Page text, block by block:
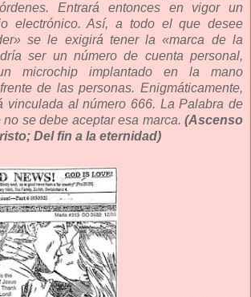
Entrará entonces en vigor un
electrónico. Así, a todo el que desee
se le exigirá tener la «marca de la
ser un número de cuenta personal,
microchip implantado en la mano
de las personas. Enigmáticamente,
vinculada al número 666. La Palabra de
se debe aceptar esa marca. (Ascenso
Del fin a la eternidad)